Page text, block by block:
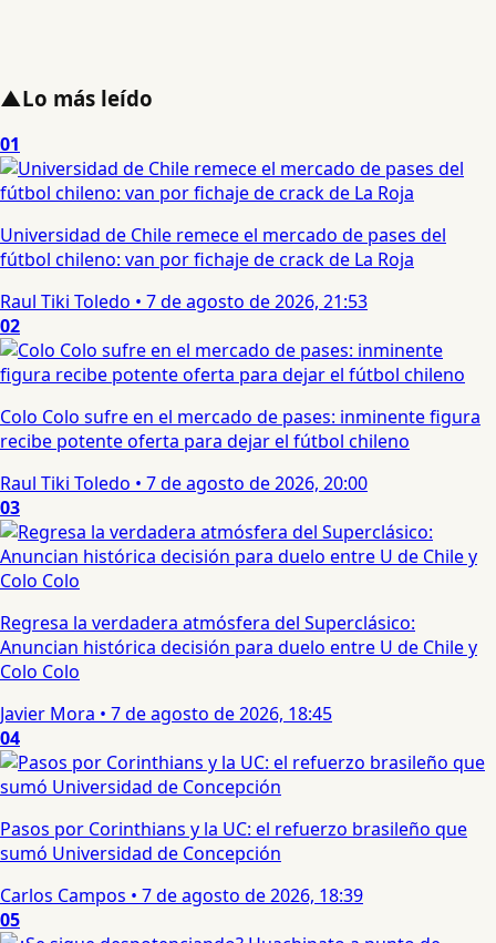
▲Lo más leído
01
Universidad de Chile remece el mercado de pases del
fútbol chileno: van por fichaje de crack de La Roja
Raul Tiki Toledo • 7 de agosto de 2026, 21:53
02
Colo Colo sufre en el mercado de pases: inminente figura
recibe potente oferta para dejar el fútbol chileno
Raul Tiki Toledo • 7 de agosto de 2026, 20:00
03
Regresa la verdadera atmósfera del Superclásico:
Anuncian histórica decisión para duelo entre U de Chile y
Colo Colo
Javier Mora • 7 de agosto de 2026, 18:45
04
Pasos por Corinthians y la UC: el refuerzo brasileño que
sumó Universidad de Concepción
Carlos Campos • 7 de agosto de 2026, 18:39
05